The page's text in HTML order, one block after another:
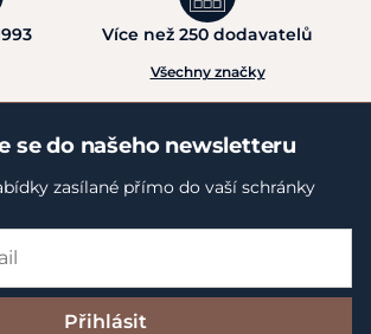
Více než 250 dodavatelů
Všechny značky
se do našeho newsletteru
zasílané přímo do vaší schránky
Přihlásit